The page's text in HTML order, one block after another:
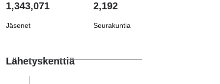
1,343,071
Jäsenet
2,192
Seurakuntia
Lähetyskenttiä